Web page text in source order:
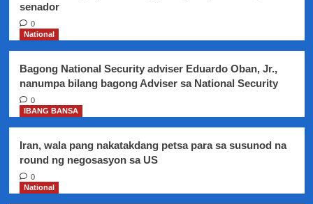
senador
0
National
Bagong National Security adviser Eduardo Oban, Jr.,
nanumpa bilang bagong Adviser sa National Security
0
IBANG BANSA
Iran, wala pang nakatakdang petsa para sa susunod na
round ng negosasyon sa US
0
National